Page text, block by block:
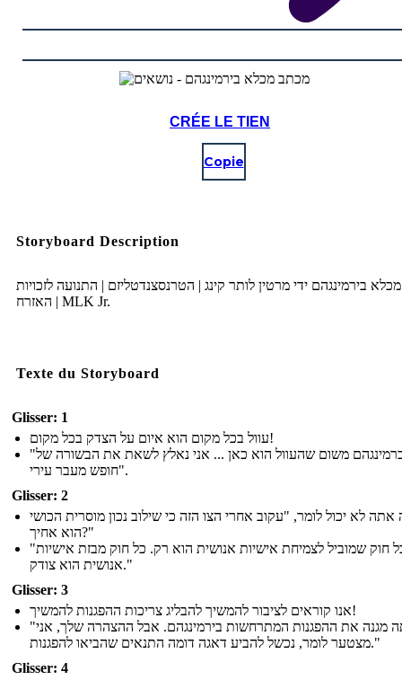
CRÉE LE TIEN
Copie
Storyboard Description
בירמינגהם ידי מרטין לותר קינג | הטרנסצנדטליזם | התנועה לזכויות
האזרח | MLK Jr.
Texte du Storyboard
Glisser: 1
עוול בכל מקום הוא איום על הצדק בכל מקום!
"אני בברמינגהם משום שהעוול הוא כאן ... אני נאלץ לשאת את הבשורה של
חופש מעבר עירי".
Glisser: 2
אתה לא יכול לומר, "עקוב אחרי הצו הזה כי שילוב נכון מוסרית הכושי
הוא אחיך?"
"כל חוק שמוביל לצמיחת אישיות אנושית הוא רק. כל חוק מבזת אישיות
אנושית הוא צודק."
Glisser: 3
אנו קוראים לציבור להמשיך להבליג צריכות ההפגנות להמשיך!
"אתה מגנה את ההפגנות המתרחשות בירמינגהם. אבל ההצהרה שלך, אני
מצטער לומר, נכשל להביע דאגה דומה התנאים שהביאו להפגנות."
Glisser: 4